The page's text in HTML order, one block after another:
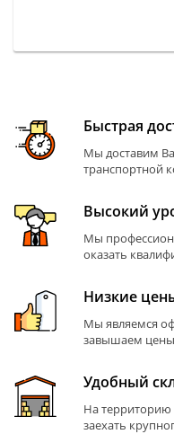
Быстрая
Мы доставим
транспортной
Высокий
Мы
оказать
Низкие
Мы являемся
завышаем цены
Удобный
На территорию
заехать